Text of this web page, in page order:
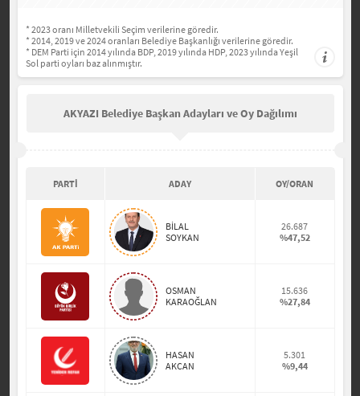
* 2023 oranı Milletvekili Seçim verilerine göredir.
* 2014, 2019 ve 2024 oranları Belediye Başkanlığı verilerine göredir.
* DEM Parti için 2014 yılında BDP, 2019 yılında HDP, 2023 yılında Yeşil
Sol parti oyları baz alınmıştır.
AKYAZI Belediye Başkan Adayları ve Oy Dağılımı
PARTİ ADAY OY/ORAN
BİLAL
SOYKAN
26.687
%47,52
OSMAN
KARAOĞLAN
15.636
%27,84
HASAN
AKCAN
5.301
%9,44